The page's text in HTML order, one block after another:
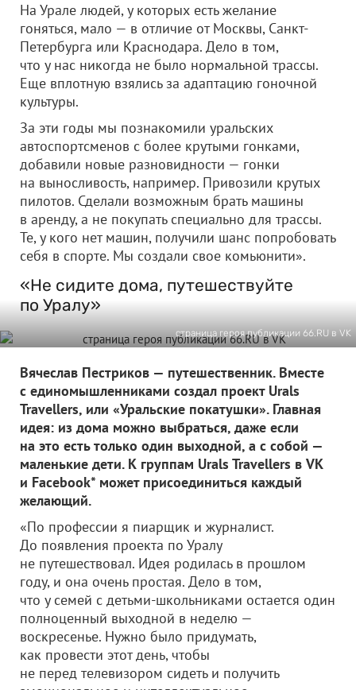
На Урале людей, у которых есть желание
гоняться, мало — в отличие от Москвы, Санкт-
Петербурга или Краснодара. Дело в том,
что у нас никогда не было нормальной трассы.
Еще вплотную взялись за адаптацию гоночной
культуры.
За эти годы мы познакомили уральских
автоспортсменов с более крутыми гонками,
добавили новые разновидности — гонки
на выносливость, например. Привозили крутых
пилотов. Сделали возможным брать машины
в аренду, а не покупать специально для трассы.
Те, у кого нет машин, получили шанс попробовать
себя в спорте. Мы создали свое комьюнити».
«Не сидите дома, путешествуйте
по Уралу»
страница героя публикации 66.RU в VK
Вячеслав Пестриков — путешественник. Вместе
с единомышленниками создал проект Urals
Travellers, или «Уральские покатушки». Главная
идея: из дома можно выбраться, даже если
на это есть только один выходной, а с собой —
маленькие дети. К группам Urals Travellers в VK
и Facebook* может присоединиться каждый
желающий.
«По профессии я пиарщик и журналист.
До появления проекта по Уралу
не путешествовал. Идея родилась в прошлом
году, и она очень простая. Дело в том,
что у семей с детьми-школьниками остается один
полноценный выходной в неделю —
воскресенье. Нужно было придумать,
как провести этот день, чтобы
не перед телевизором сидеть и получить